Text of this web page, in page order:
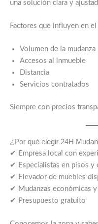
una solución clara y
Factores que influyen en
Volumen de la mudanza
Accesos al inmueble
Distancia
Servicios contratados
Siempre con precios
¿Por qué elegir 24H
✔ Empresa local con
✔ Especialistas en pisos y
✔ Elevador de muebles
✔ Mudanzas económicas
✔ Presupuesto gratuito